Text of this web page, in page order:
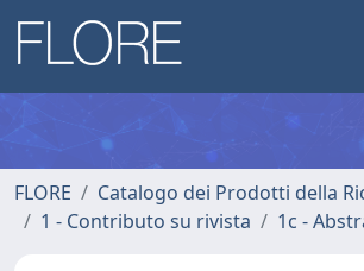
FLORE
Catalogo dei Prodotti della
1 - Contributo su rivista
1c -